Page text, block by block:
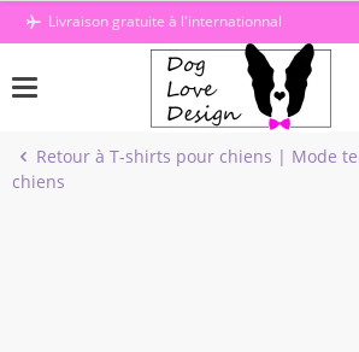
PasserLivraison gratuite à l'internationnal
Retour à T-shirts pour chiens | Mode
chiens